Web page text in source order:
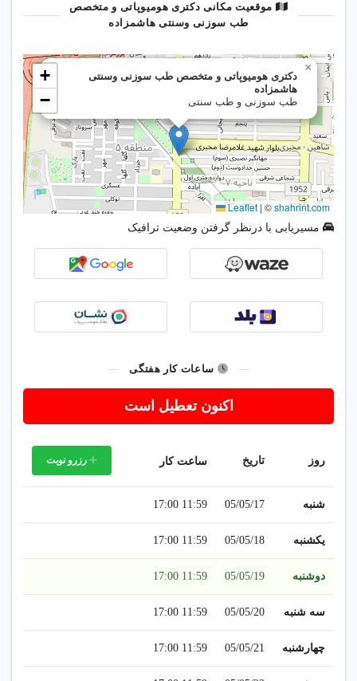
روش‌های نوین و درمان‌های طبیعی.
✅ هومیوپاتی
✅ طب سنتی و اسلامی
✅ طب سوزنی (اکوپانچر)
✅ سوجوک تراپی
✅ عنبیه شناسی و نبض
شناسی
✅ دلک و غمز درمانی
✅ اصلاح اندام و
کایروپراکتیک
✅ چاقی و لاغری و رژیم
درمانی
✅ پوست، مو و زیبایی
✅ پاکسازی دستگاه گوارش
کیسه صفرا
✅ سم‌زدایی بدن با دستگاه
بیولایف (Hepimetal)
✅ مشاوره سالم زیستن و
✅ عسل درمانی و محصولات
🩺 درمان
موقعیت مکانی دکتری هومیوپاتی و متخصص
طب سوزنی وسنتی هاشمزاده
مسیریابی با درنظر گرفتن وضعیت ترافیک
ساعات کار هفتگی
اکنون تعطيل است
روز تاریخ ساعت کار
شنبه 05/05/17
11:59 17:00
یکشنبه 05/05/18
11:59 17:00
دوشنبه 05/05/19
11:59 17:00
سه شنبه 05/05/20
11:59 17:00
چهارشنبه 05/05/21
11:59 17:00